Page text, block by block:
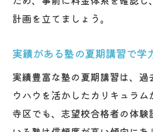
計画を立てましょう。
実績がある塾の夏期講習で学
実績豊富な塾の夏期講習は、過
ウハウを活かしたカリキュラ
寺区でも、志望校合格者の体験